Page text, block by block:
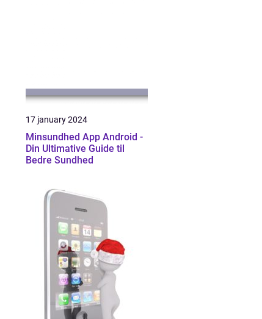
17 january 2024
Minsundhed App Android -
Din Ultimative Guide til
Bedre Sundhed